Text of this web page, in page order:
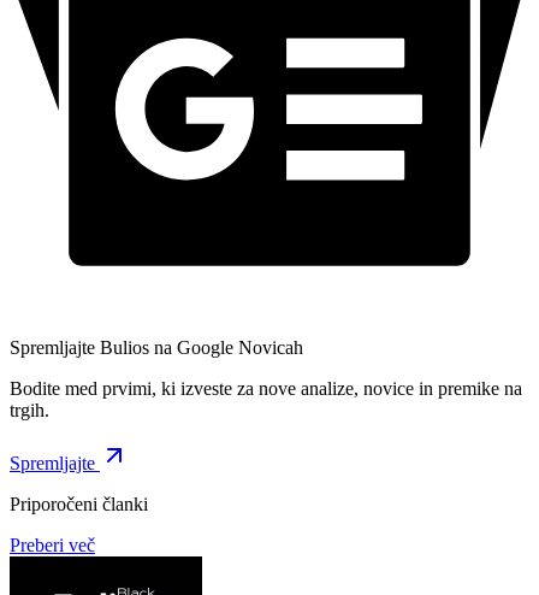
Spremljajte Bulios na Google Novicah
Bodite med prvimi, ki izveste za nove analize, novice in premike na
trgih.
Spremljajte
Priporočeni članki
Preberi več